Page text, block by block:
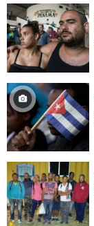
56
seconds